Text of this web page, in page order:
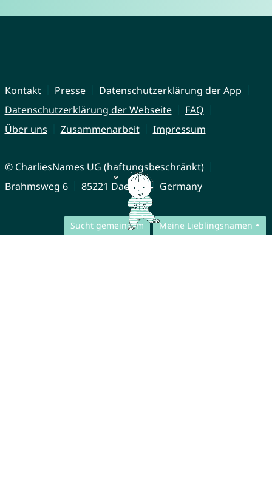
Sucht gemeinsam Meine Lieblingsnamen
Kontakt Presse
Datenschutzerklärung der App
Datenschutzerklärung der Webseite
FAQ
Über uns
Zusammenarbeit Impressum
© CharliesNames UG (haftungsbeschränkt)
Brahmsweg 6
85221 Dachau Germany